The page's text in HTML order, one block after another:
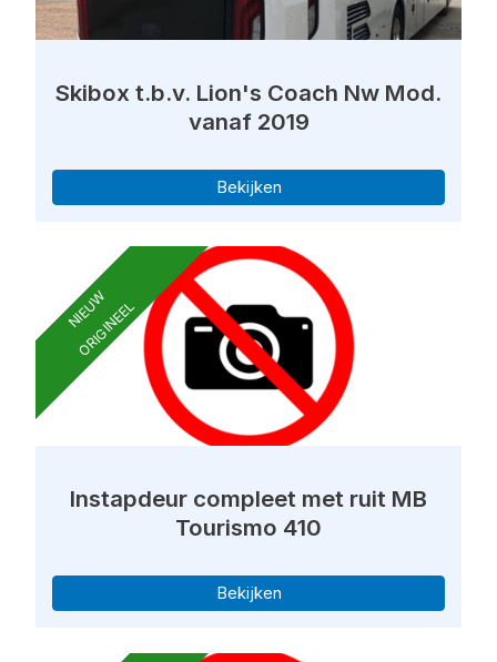
Skibox t.b.v. Lion's Coach Nw Mod.
vanaf 2019
Bekijken
NIEUW
ORIGINEEL
Instapdeur compleet met ruit MB
Tourismo 410
Bekijken